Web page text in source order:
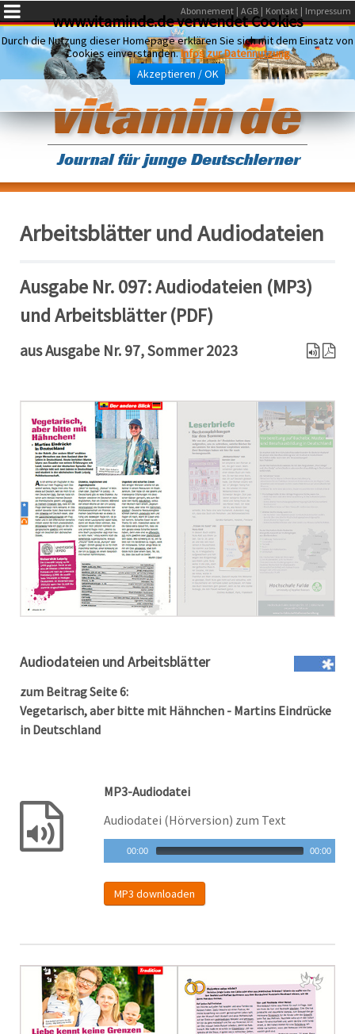
Abonnement AGB Kontakt Impressum
Arbeitsblätter und Audiodateien
Ausgabe Nr. 097: Audiodateien (MP3)
und Arbeitsblätter (PDF)
aus Ausgabe Nr. 97, Sommer 2023
Audiodateien und Arbeitsblätter
zum Beitrag Seite 6:
Vegetarisch, aber bitte mit Hähnchen - Martins Eindrücke
in Deutschland
MP3-Audiodatei
Audiodatei (Hörversion) zum Text
00:00 00:00
MP3 downloaden
www.vitaminde.de verwendet Cookies
Durch die Nutzung dieser Homepage erklären Sie sich mit dem Einsatz von
Cookies einverstanden.Infos zur Datennutzung
Akzeptieren / OK